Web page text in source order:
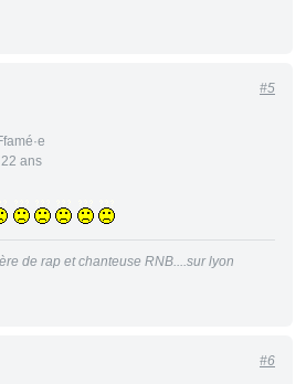
ans
#5
de rap et chanteuse RNB....sur lyon
#6